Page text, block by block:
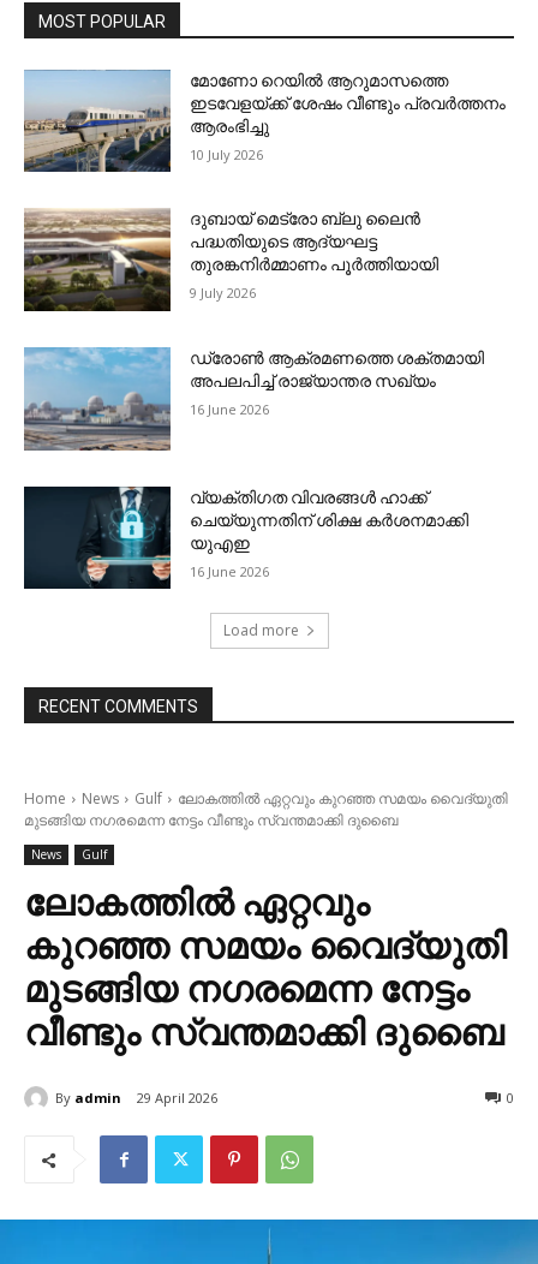
MOST POPULAR
മോണോ റെയില്‍ ആറുമാസത്തെ
ഇടവേളയ്ക്ക് ശേഷം വീണ്ടും പ്രവര്‍ത്തനം
ആരംഭിച്ചു
10 July 2026
ദുബായ് മെട്രോ ബ്ലു ലൈന്‍
പദ്ധതിയുടെ ആദ്യഘട്ട
തുരങ്കനിര്‍മ്മാണം പൂര്‍ത്തിയായി
9 July 2026
ഡ്രോണ്‍ ആക്രമണത്തെ ശക്തമായി
അപലപിച്ച് രാജ്യാന്തര സഖ്യം
16 June 2026
വ്യക്തിഗത വിവരങ്ങള്‍ ഹാക്ക്
ചെയ്യുന്നതിന് ശിക്ഷ കര്‍ശനമാക്കി
യുഎഇ
16 June 2026
Load more
RECENT COMMENTS